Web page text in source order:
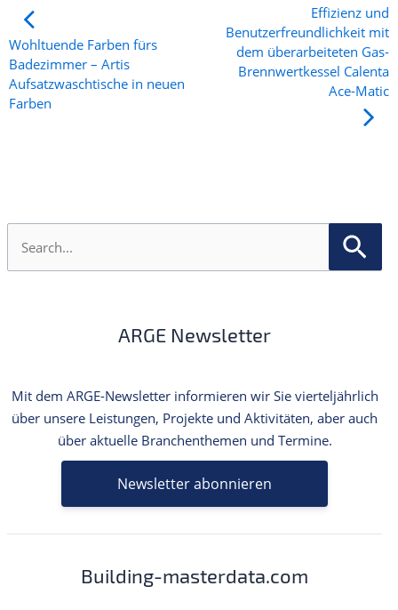
Wohltuende Farben fürs
Badezimmer – Artis
Aufsatzwaschtische in neuen
Farben
Effizienz und
Benutzerfreundlichkeit mit
dem überarbeiteten Gas-
Brennwertkessel Calenta
Ace-Matic
c
h
ARGE Newsletter
Mit dem ARGE-Newsletter informieren wir Sie vierteljährlich
über unsere Leistungen, Projekte und Aktivitäten, aber auch
über aktuelle Branchenthemen und Termine.
Newsletter abonnieren
Building-masterdata.com